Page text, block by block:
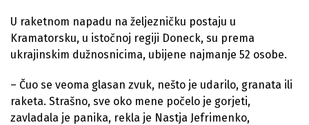
U raketnom napadu na željezničku postaju u
Kramatorsku, u istočnoj regiji Doneck, su prema
ukrajinskim dužnosnicima, ubijene najmanje 52 osobe.
– Čuo se veoma glasan zvuk, nešto je udarilo, granata ili
raketa. Strašno, sve oko mene počelo je gorjeti,
zavladala je panika, rekla je Nastja Jefrimenko,